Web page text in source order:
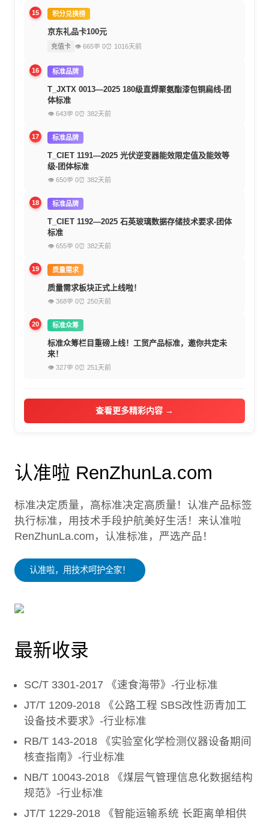
15 积分兑换榜
京东礼品卡100元
充值卡 👁 665💬 0⏰ 1016天前
16 标准品牌
T_JXTX 0013—2025 180级直焊聚氨酯漆包铜扁线-团
体标准
👁 643💬 0⏰ 382天前
17 标准品牌
T_CIET 1191—2025 光伏逆变器能效限定值及能效等
级-团体标准
👁 650💬 0⏰ 382天前
18 标准品牌
T_CIET 1192—2025 石英玻璃数据存储技术要求-团体
标准
👁 655💬 0⏰ 382天前
19 质量需求
质量需求板块正式上线啦！
👁 368💬 0⏰ 250天前
20 标准众筹
标准众筹栏目重磅上线！工贸产品标准，邀你共定未
来！
👁 327💬 0⏰ 251天前
查看更多精彩内容 →
认准啦 RenZhunLa.com
标准决定质量，高标准决定高质量！认准产品标签
执行标准，用技术手段护航美好生活！来认准啦
RenZhunLa.com，认准标准，严选产品！
认准啦，用技术呵护全家！
最新收录
SC/T 3301-2017 《速食海带》-行业标准
JT/T 1209-2018 《公路工程 SBS改性沥青加工
设备技术要求》-行业标准
RB/T 143-2018 《实验室化学检测仪器设备期间
核查指南》-行业标准
NB/T 10043-2018 《煤层气管理信息化数据结构
规范》-行业标准
JT/T 1229-2018 《智能运输系统 长距离单相供